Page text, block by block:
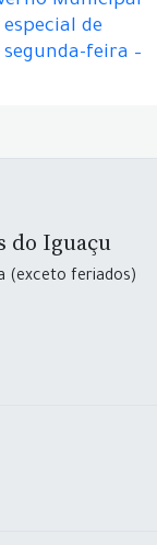
de
feira –
do Iguaçu
(exceto feriados)